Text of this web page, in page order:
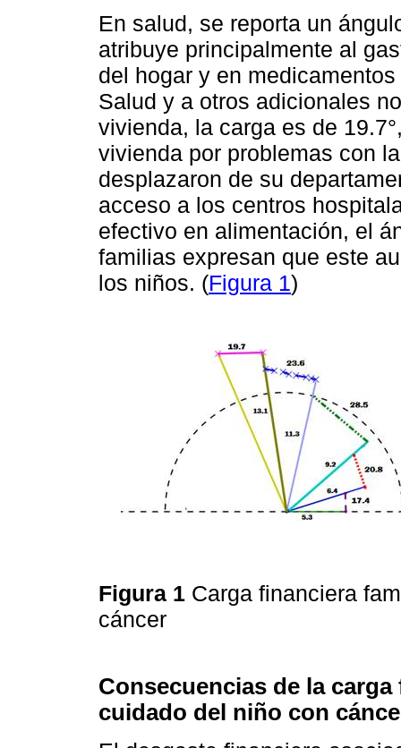
En salud, se reporta un
atribuye principalmente al
del hogar y en
Salud y a otros adicionales
vivienda, la carga es de
vivienda por problemas con
desplazaron de su
acceso a los centros
efectivo en alimentación, el
familias expresan que este
los niños. (Figura 1)
Figura 1 Carga financiera
cáncer
Consecuencias de la
cuidado del niño con